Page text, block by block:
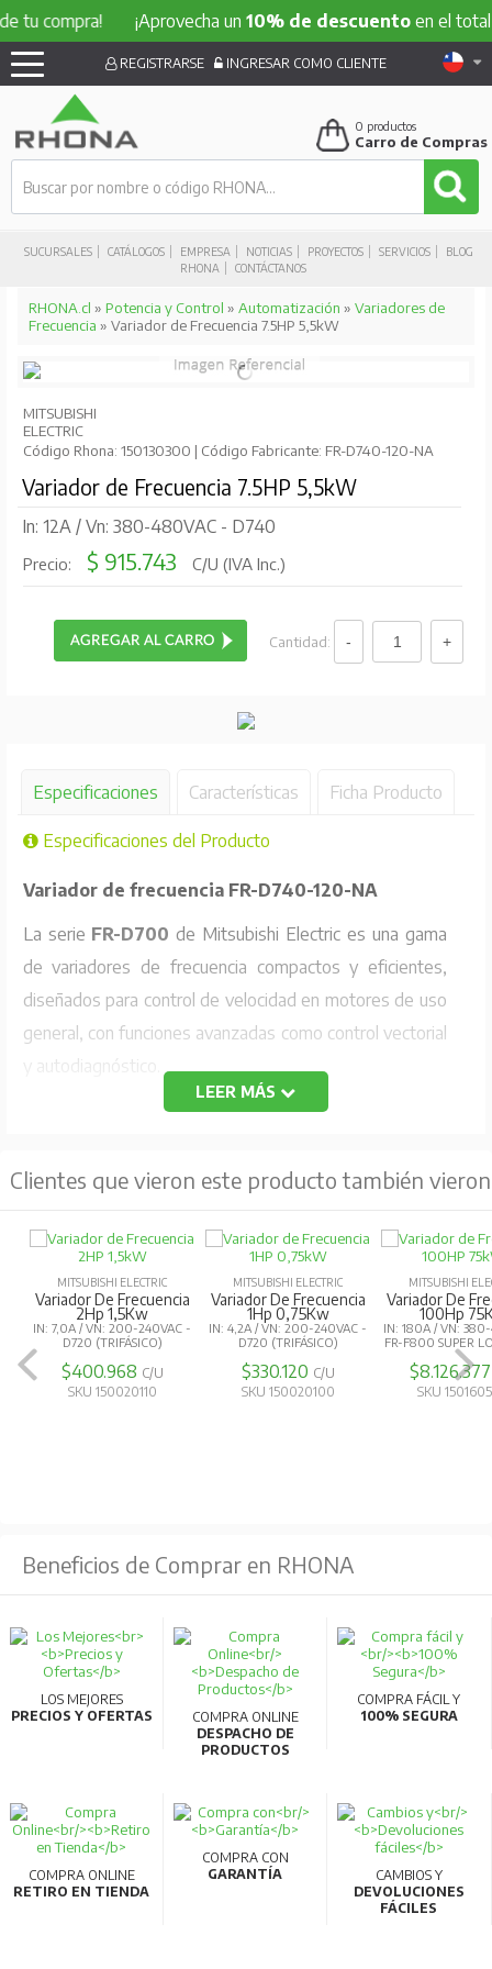
¡Aprovecha un10% de descuentoen el total de tu
SUCURSALES CATÁLOGOS EMPRESA NOTICIAS PROYECTOS SERVICIOS
BLOG
RHONA
CONTÁCTANOS
REGISTRARSE INGRESAR COMO CLIENTE
0 productos
Carro de Compras
RHONA.cl » Potencia y Control » Automatización » Variadores de
Frecuencia » Variador de Frecuencia 7.5HP 5,5kW
MITSUBISHI
ELECTRIC
Código Rhona: 150130300 | Código Fabricante: FR-D740-120-NA
Variador de Frecuencia 7.5HP 5,5kW
In: 12A / Vn: 380-480VAC - D740
Precio: $ 915.743 C/U (IVA Inc.)
Cantidad:
Especificaciones Características Ficha Producto
Especificaciones del Producto
Variador de frecuencia FR-D740-120-NA
La serie FR-D700 de Mitsubishi Electric es una gama
de variadores de frecuencia compactos y eficientes,
diseñados para control de velocidad en motores de uso
general, con funciones avanzadas como control vectorial
y autodiagnóstico.
Especificaciones Técnicas
Salida:
Capacidad nominal: 9.1 kVA
Corriente nominal:
12 A
Capacidad de sobrecarga de corriente:150%
60 s, 200% 0.5 s (característica de tiempo inverso)
Tensión: Trifásico 380-480 V
Fluctuación permisible de frecuencia:
kVA
Estructura de protección:Tipo cerrado (IP20)
Sistema de enfriamiento: Enfriamiento por aire
LEER MÁS
Clientes que vieron este producto también vieron
MITSUBISHI ELECTRIC
Variador De Frecuencia
2Hp 1,5Kw
IN: 7,0A / VN: 200-240VAC -
D720 (TRIFÁSICO)
$400.968 C/U
SKU 150020110
MITSUBISHI ELECTRIC
Variador De Frecuencia
1Hp 0,75Kw
IN: 4,2A / VN: 200-240VAC -
D720 (TRIFÁSICO)
$330.120 C/U
SKU 150020100
MITSUBISHI
Variador De
100Hp
IN: 180A / VN:
FR-F800 SUPER
SKU
Beneficios de Comprar en RHONA
LOS MEJORES
PRECIOS Y OFERTAS
COMPRA ONLINE
DESPACHO DE
PRODUCTOS
COMPRA FÁCIL Y
100% SEGURA
COMPRA ONLINE
RETIRO EN TIENDA
COMPRA CON
GARANTÍA
CAMBIOS Y
DEVOLUCIONES
FÁCILES